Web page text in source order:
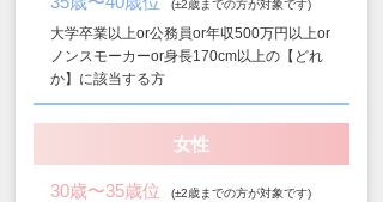
(±2歳までの方が対象です)
大学卒業以上or公務員or年収500万円以上or
ノンスモーカーor身長170cm以上の【どれ
か】に該当する方
女性
30歳〜35歳位 (±2歳までの方が対象です)